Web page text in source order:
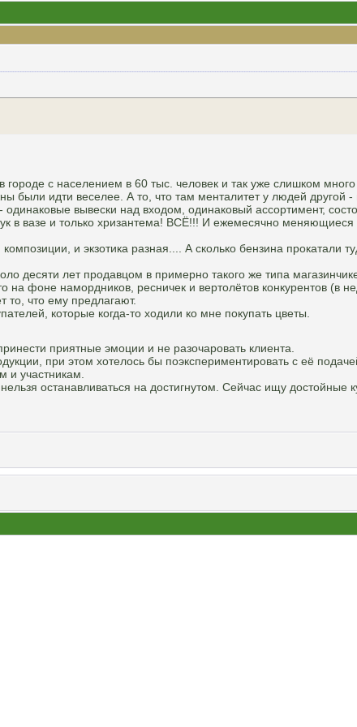
с населением в 60 тыс. человек и так уже слишком
были идти веселее. А то, что там менталитет у людей другой -
вывески над входом, одинаковый ассортимент,
в вазе и только хризантема! ВСЁ!!! И ежемесячно
и экзотика разная.... А сколько бензина прокатали
десяти лет продавцом в примерно такого же типа
фоне намордников, ресничек и вертолётов конкурентов (в
то, что ему предлагают.
которые когда-то ходили ко мне покупать цветы.
приятные эмоции и не разочаровать клиента.
при этом хотелось бы поэкспериментировать с её
и участникам.
останавливаться на достигнутом. Сейчас ищу достойные